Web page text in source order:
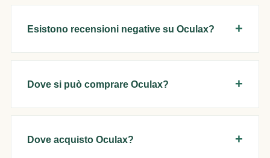
Esistono recensioni negative su Oculax?
Dove si può comprare Oculax?
Dove acquisto Oculax?